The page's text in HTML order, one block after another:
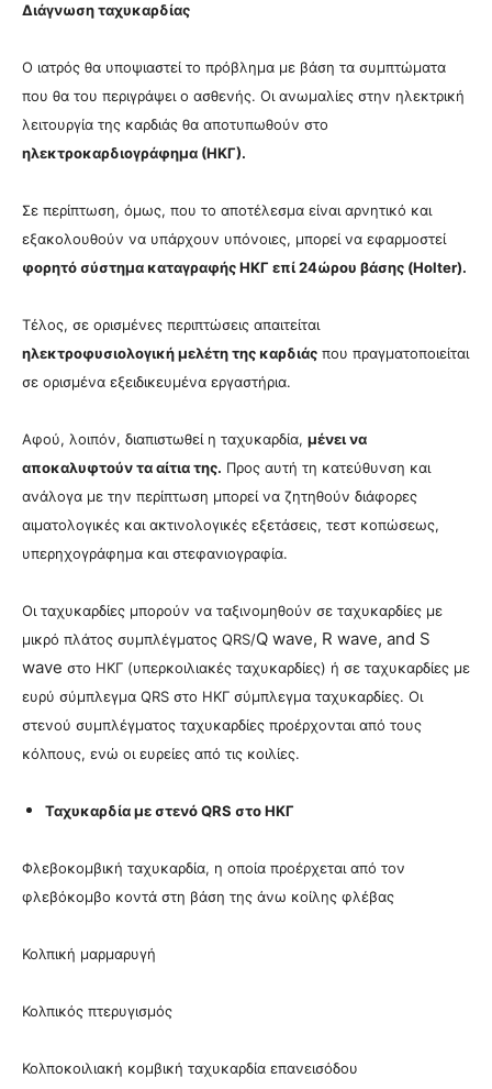
Διάγνωση ταχυκαρδίας
Ο ιατρός θα υποψιαστεί το πρόβλημα με βάση τα συμπτώματα
που θα του περιγράψει ο ασθενής. Οι ανωμαλίες στην ηλεκτρική
λειτουργία της καρδιάς θα αποτυπωθούν στο
ηλεκτροκαρδιογράφημα (ΗΚΓ).
Σε περίπτωση, όμως, που το αποτέλεσμα είναι αρνητικό και
εξακολουθούν να υπάρχουν υπόνοιες, μπορεί να εφαρμοστεί
φορητό σύστημα καταγραφής ΗΚΓ επί 24ώρου βάσης (Holter).
Τέλος, σε ορισμένες περιπτώσεις απαιτείται
ηλεκτροφυσιολογική μελέτη της καρδιάς που πραγματοποιείται
σε ορισμένα εξειδικευμένα εργαστήρια.
Αφού, λοιπόν, διαπιστωθεί η ταχυκαρδία, μένει να
αποκαλυφτούν τα αίτια της. Προς αυτή τη κατεύθυνση και
ανάλογα με την περίπτωση μπορεί να ζητηθούν διάφορες
αιματολογικές και ακτινολογικές εξετάσεις, τεστ κοπώσεως,
υπερηχογράφημα και στεφανιογραφία.
Οι ταχυκαρδίες μπορούν να ταξινομηθούν σε ταχυκαρδίες με
μικρό πλάτος συμπλέγματος QRS/Q wave, R wave, and S
wave στο ΗΚΓ (υπερκοιλιακές ταχυκαρδίες) ή σε ταχυκαρδίες με
ευρύ σύμπλεγμα QRS στο ΗΚΓ σύμπλεγμα ταχυκαρδίες. Οι
στενού συμπλέγματος ταχυκαρδίες προέρχονται από τους
κόλπους, ενώ οι ευρείες από τις κοιλίες.
Ταχυκαρδία με στενόQRS στο ΗΚΓ
Φλεβοκομβική ταχυκαρδία, η οποία προέρχεται από τον
φλεβόκομβο κοντά στη βάση της άνω κοίλης φλέβας
Κολπική μαρμαρυγή
Κολπικός πτερυγισμός
Κολποκοιλιακή κομβική ταχυκαρδία επανεισόδου